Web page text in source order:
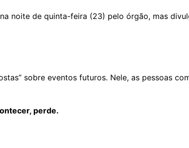
noite de quinta-feira (23) pelo órgão, mas
sobre eventos futuros. Nele, as pessoas
perde.